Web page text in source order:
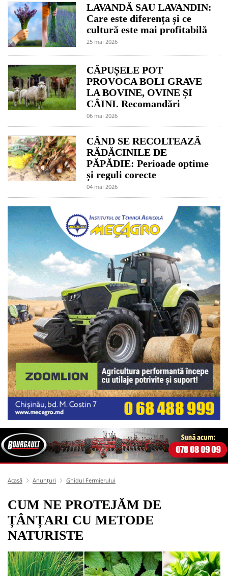
LAVANDĂ SAU LAVANDIN:
Care este diferența și ce
cultură este mai profitabilă
25 mai 2026
CĂPUȘELE POT
PROVOCA BOLI GRAVE
LA BOVINE, OVINE ȘI
CÂINI. Recomandări
06 mai 2026
CÂND SE RECOLTEAZĂ
RĂDĂCINILE DE
PĂPĂDIE: Perioade optime
și reguli corecte
04 mai 2026
Acasă Anunțuri Ghidul Fermierului
CUM NE PROTEJĂM DE
ȚÂNȚARI CU METODE
NATURISTE